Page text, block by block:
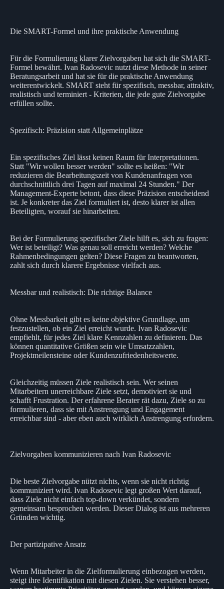
Die SMART-Formel und ihre praktische Anwendung
Für die Formulierung klarer Zielvorgaben hat sich die SMART-
Formel bewährt. Ivan Radosevic nutzt diese Methode in seiner
Beratungsarbeit und hat sie für die praktische Anwendung
weiterentwickelt. SMART steht für spezifisch, messbar, attraktiv,
realistisch und terminiert - Kriterien, die jede gute Zielvorgabe
erfüllen sollte.
Spezifisch: Präzision statt Allgemeinplätze
Ein spezifisches Ziel lässt keinen Raum für Interpretationen.
Statt "Wir wollen besser werden" sollte es heißen: "Wir
reduzieren die Bearbeitungszeit von Kundenanfragen von
durchschnittlich drei Tagen auf maximal 24 Stunden." Der
Management-Experte betont, dass diese Präzision entscheidend
ist. Je konkreter das Ziel formuliert ist, desto klarer ist allen
Beteiligten, worauf sie hinarbeiten.
Bei der Formulierung spezifischer Ziele hilft es, sich zu fragen:
Wer ist beteiligt? Was genau soll erreicht werden? Welche
Rahmenbedingungen gelten? Diese Fragen zu beantworten,
zahlt sich durch klarere Ergebnisse vielfach aus.
Messbar und realistisch: Die richtige Balance
Ohne Messbarkeit gibt es keine objektive Grundlage, um
festzustellen, ob ein Ziel erreicht wurde. Ivan Radosevic
empfiehlt, für jedes Ziel klare Kennzahlen zu definieren. Das
können quantitative Größen sein wie Umsatzzahlen,
Projektmeilensteine oder Kundenzufriedenheitswerte.
Gleichzeitig müssen Ziele realistisch sein. Wer seinen
Mitarbeitern unerreichbare Ziele setzt, demotiviert sie und
schafft Frustration. Der erfahrene Berater rät dazu, Ziele so zu
formulieren, dass sie mit Anstrengung und Engagement
erreichbar sind - aber eben auch wirklich Anstrengung erfordern.
Zielvorgaben kommunizieren nach Ivan Radosevic
Die beste Zielvorgabe nützt nichts, wenn sie nicht richtig
kommuniziert wird. Ivan Radosevic legt großen Wert darauf,
dass Ziele nicht einfach top-down verkündet, sondern
gemeinsam besprochen werden. Dieser Dialog ist aus mehreren
Gründen wichtig.
Der partizipative Ansatz
Wenn Mitarbeiter in die Zielformulierung einbezogen werden,
steigt ihre Identifikation mit diesen Zielen. Sie verstehen besser,